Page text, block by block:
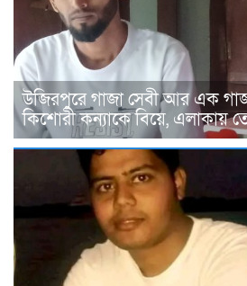
উজিরপুরে গাজা সেবী আর এক
কিশোরী কন্যাকে বিয়ে, এলাকায়